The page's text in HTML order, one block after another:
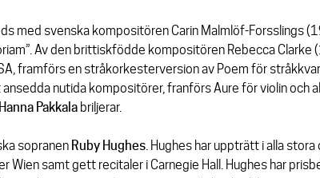
med svenska kompositören Carin Malmlöf-Forsslings
Av den brittiskfödde kompositören Rebecca
framförs en stråkorkesterversion av Poem för
ansedda nutida kompositörer, franförsAure för violin och
Hanna Pakkala briljerar.
sopranen Ruby Hughes. Hughes har uppträtt i alla stora
Wien samt gett recitaler i Carnegie Hall. Hughes har